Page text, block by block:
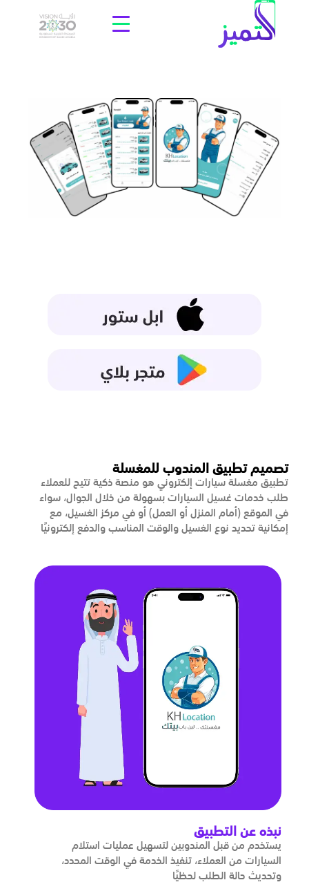
تصميم تطبيق المندوب للمغسلة
تطبيق مغسلة سيارات إلكتروني هو منصة ذكية تتيح للعملاء
طلب خدمات غسيل السيارات بسهولة من خلال الجوال، سواء
في الموقع (أمام المنزل أو العمل) أو في مركز الغسيل، مع
إمكانية تحديد نوع الغسيل والوقت المناسب والدفع إلكترونيًا
نبذه عن التطبيق
يستخدم من قبل المندوبين لتسهيل عمليات استلام
السيارات من العملاء، تنفيذ الخدمة في الوقت المحدد،
وتحديث حالة الطلب لحظيًا